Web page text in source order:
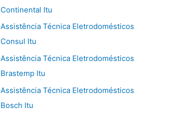
Continental Itu
Assistência Técnica Eletrodomésticos
Consul Itu
Assistência Técnica Eletrodomésticos
Brastemp Itu
Assistência Técnica Eletrodomésticos
Bosch Itu